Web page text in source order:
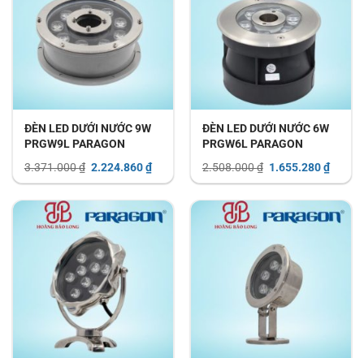
ĐÈN LED DƯỚI NƯỚC 9W
PRGW9L PARAGON
3.371.000₫ Giá
là:
3.371.000 ₫.
2.224.860₫Giá
hiện
tại
là:
2.224.860 ₫.
ĐÈN LED DƯỚI NƯỚC 6W
PRGW6L PARAGON
2.508.000₫ Giá
là:
2.508.000 ₫.
1.655.280₫Giá
hiện
tại
là: